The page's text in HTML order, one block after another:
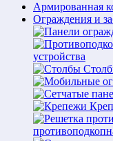
Армированная
Ограждения и
устройства